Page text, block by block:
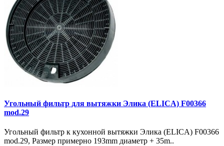
Угольный фильтр для вытяжки Элика (ELICA) F00366
mod.29
Угольный фильтр к кухонной вытяжки Элика (ELICA) F00366
mod.29, Размер примерно 193mm диаметр + 35m..